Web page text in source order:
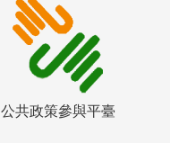
公共政策參與平臺